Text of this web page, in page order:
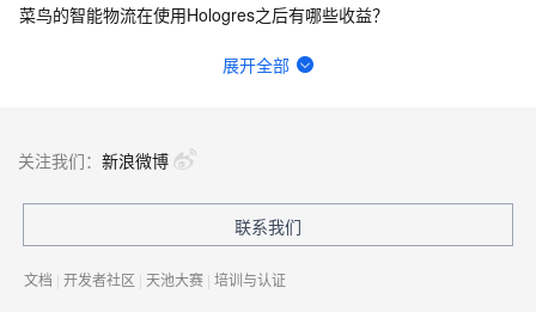
菜鸟的智能物流在使用Hologres之后有哪些收益？
Hologres存储是按量计费吗？
hologres的binlog 可不可以体现 变动的是哪个字段呀？
展开全部
关注我们： 新浪微博
联系我们
文档 | 开发者社区 | 天池大赛 | 培训与认证